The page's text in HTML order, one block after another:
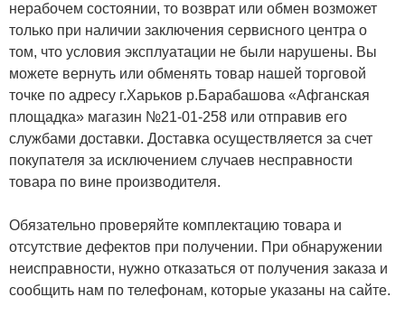
нерабочем состоянии, то возврат или обмен возможет
только при наличии заключения сервисного центра о
том, что условия эксплуатации не были нарушены. Вы
можете вернуть или обменять товар нашей торговой
точке по адресу г.Харьков р.Барабашова «Афганская
площадка» магазин №21-01-258 или отправив его
службами доставки. Доставка осуществляется за счет
покупателя за исключением случаев несправности
товара по вине производителя.
Обязательно проверяйте комплектацию товара и
отсутствие дефектов при получении. При обнаружении
неисправности, нужно отказаться от получения заказа и
сообщить нам по телефонам, которые указаны на сайте.